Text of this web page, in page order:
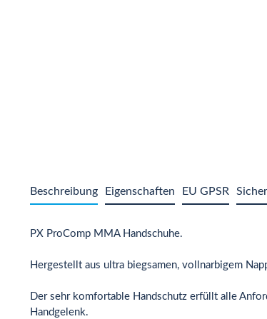
Beschreibung Eigenschaften EU GPSR
PX ProComp MMA Handschuhe.
Hergestellt aus ultra biegsamen, vollnarbigem
Der sehr komfortable Handschutz erfüllt alle
Handgelenk.